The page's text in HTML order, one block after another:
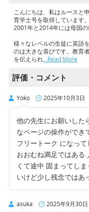
こんにちは、私はルースと
育学士号を取得しています
2001年と2014年には母国の
様々なレベルの生徒に英語
のは大きな喜びです。教育
を伝えられ…Read More
評価・コメント
Yoko 2025年10月3日
他の先生にお願いした
なページの操作ができ
フリートーク になっ
おおむね満足ではある
くて途中 固まってし
いけど少し残念ではあ
asuka 2025年9月30日